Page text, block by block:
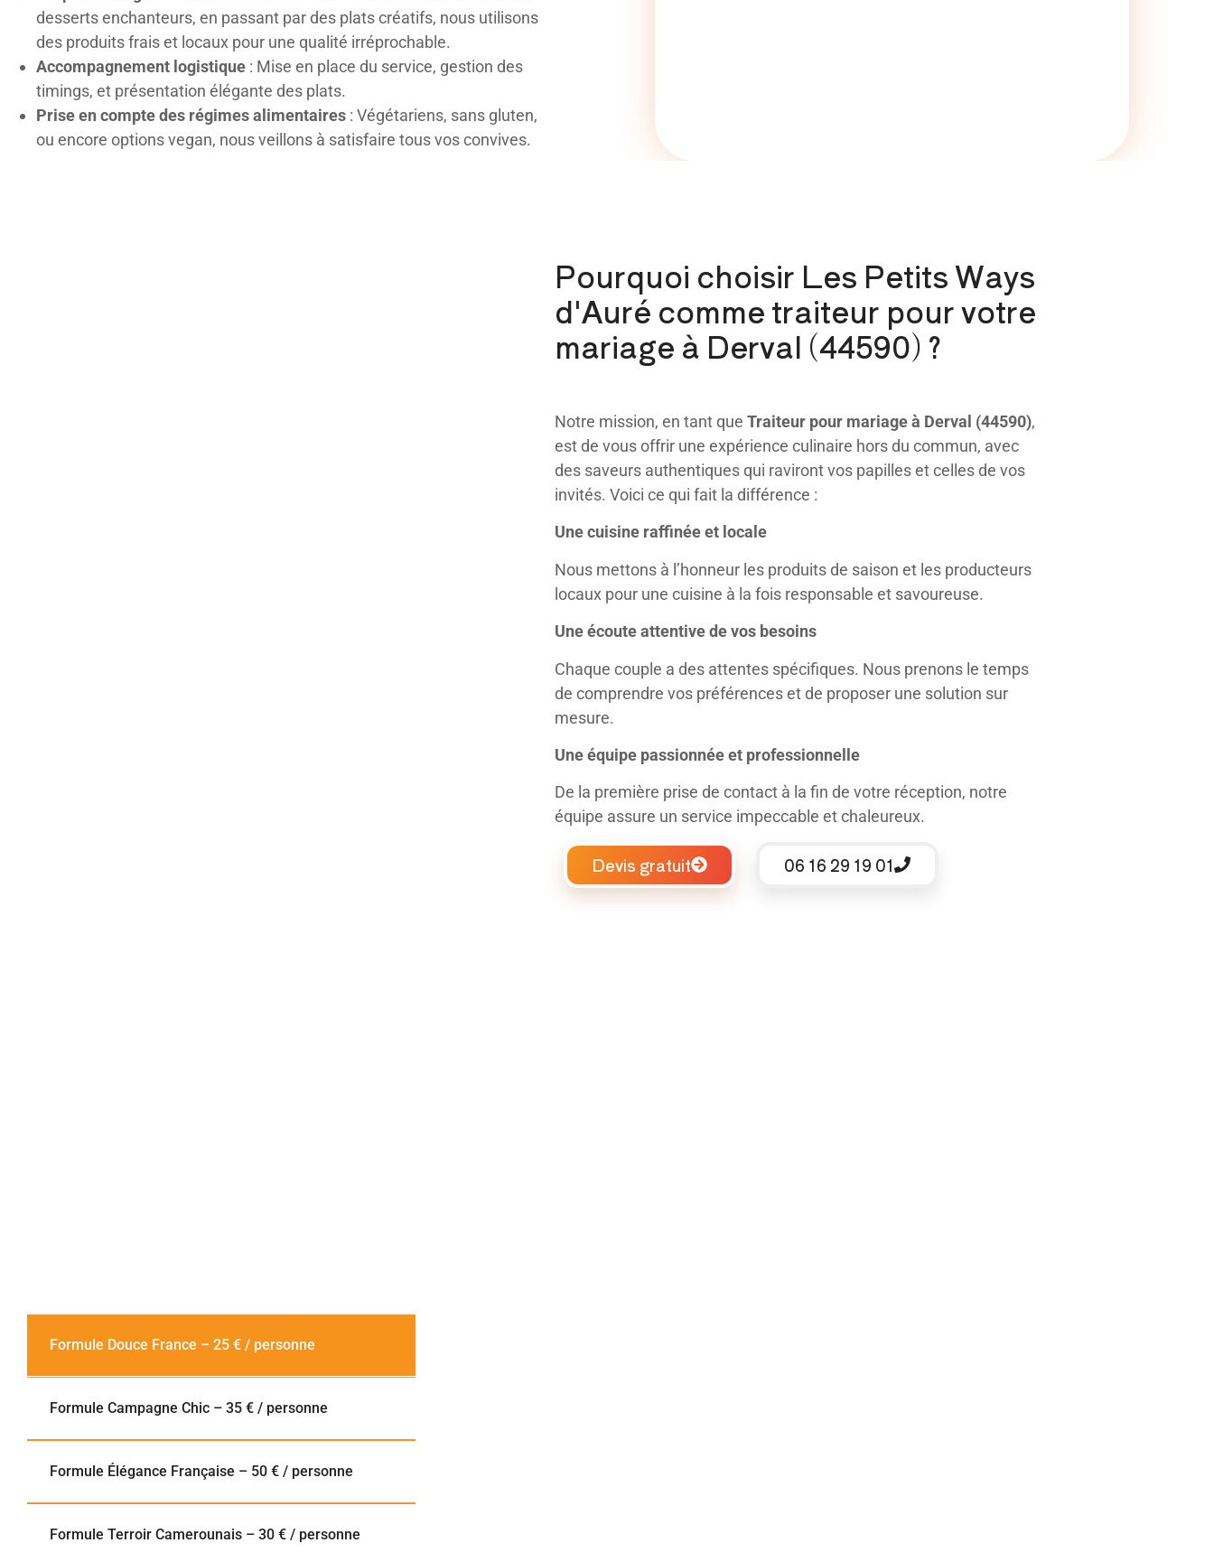
desserts enchanteurs, en passant par des plats créatifs, nous utilisons
des produits frais et locaux pour une qualité irréprochable.
Accompagnement logistique : Mise en place du service, gestion des
timings, et présentation élégante des plats.
Prise en compte des régimes alimentaires : Végétariens, sans gluten,
ou encore options vegan, nous veillons à satisfaire tous vos convives.
Pourquoi choisir Les Petits Ways
d'Auré comme traiteur pour votre
mariage à Derval (44590) ?
Notre mission, en tant queTraiteur pour mariage à Derval (44590),
est de vous offrir une expérience culinaire hors du commun, avec
des saveurs authentiques qui raviront vos papilles et celles de vos
invités. Voici ce qui fait la différence :
Une cuisine raffinée et locale
Nous mettons à l’honneur les produits de saison et les producteurs
locaux pour une cuisine à la fois responsable et savoureuse.
Une écoute attentive de vos besoins
Chaque couple a des attentes spécifiques. Nous prenons le temps
de comprendre vos préférences et de proposer une solution sur
mesure.
Une équipe passionnée et professionnelle
De la première prise de contact à la fin de votre réception, notre
équipe assure un service impeccable et chaleureux.
Devis gratuit 06 16 29 19 01
Formule Douce France – 25 € / personne
Formule Campagne Chic – 35 € / personne
Formule Élégance Française – 50 € / personne
Formule Terroir Camerounais – 30 € / personne